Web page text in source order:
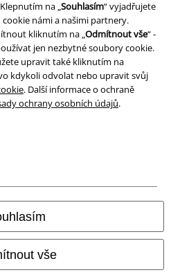
na „ Souhlasím“ vyjadřujete
námi a našimi partnery.
kliknutím na „ Odmítnout vše“ -
jen nezbytné soubory cookie.
upravit také kliknutím na
kdykoli odvolat nebo upravit svůj
. Další informace o ochraně
ochrany osobních údajů.
vše
prostředí